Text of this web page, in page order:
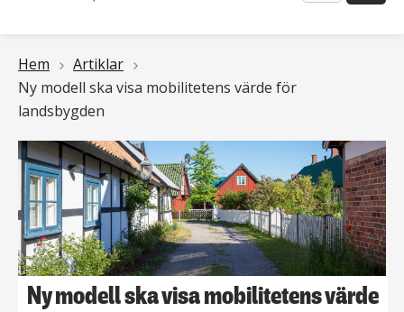
Länkstig
Hem
Artiklar
Ny modell ska visa mobilitetens värde för
landsbygden
Ny modell ska visa mobilitetens värde